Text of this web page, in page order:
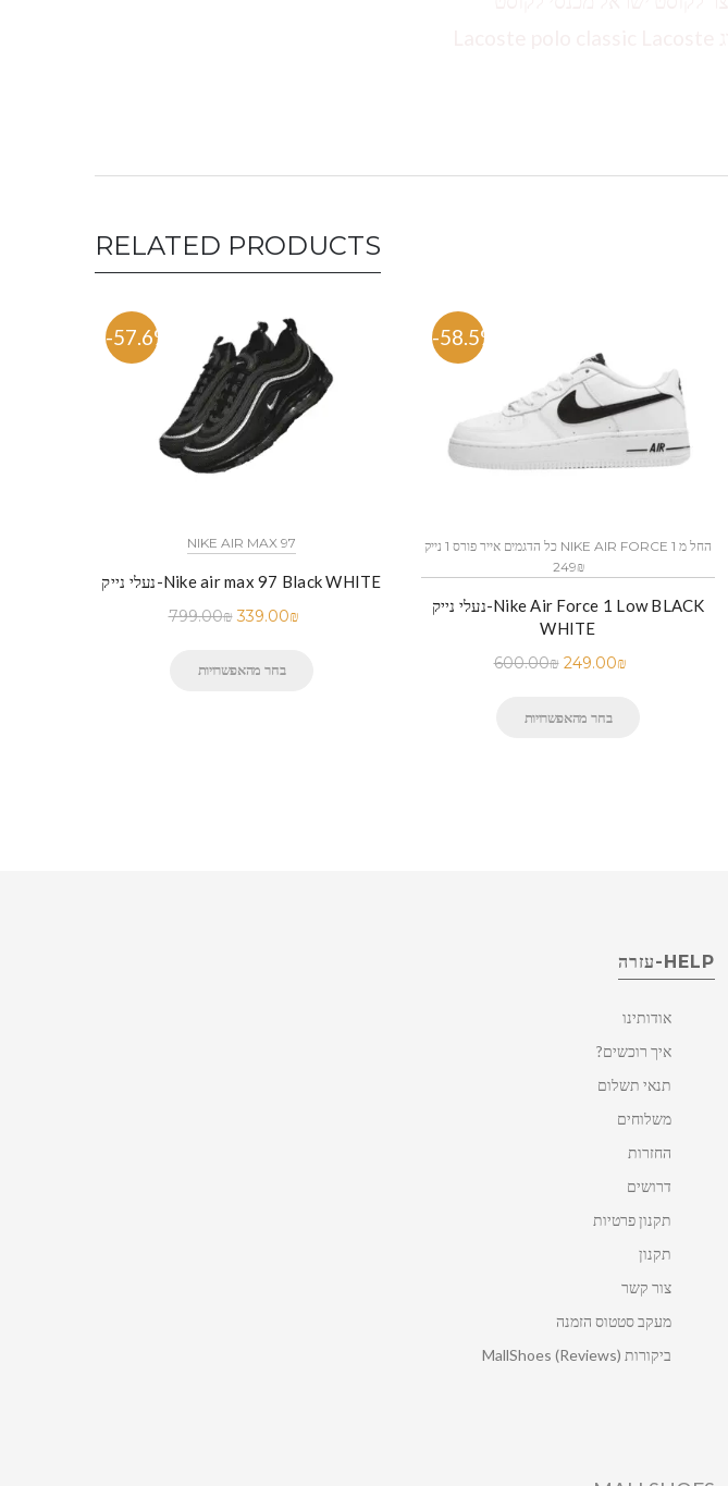
RELATED PRODUCTS
-57.6%
NIKE AIR MAX 97
נעלי נייק-Nike air max 97 Black WHITE
799.00₪ 339.00₪
בחר מהאפשרויות
-58.5%
כל הדגמים אייר פורס 1 נייק NIKE AIR FORCE 1 החל מ
249₪
נעלי נייק-Nike Air Force 1 Low BLACK
WHITE
600.00₪ 249.00₪
בחר מהאפשרויות
HELP-עזרה
אודותינו
איך רוכשים?
תנאי תשלום
משלוחים
החזרות
דרושים
תקנון פרטיות
תקנון
צור קשר
מעקב סטטוס הזמנה
ביקורות MallShoes (Reviews)